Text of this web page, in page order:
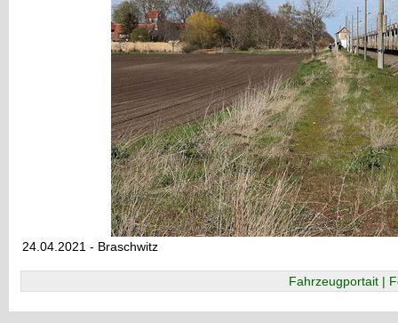
24.04.2021 - Braschwitz
Fahrzeugportait |